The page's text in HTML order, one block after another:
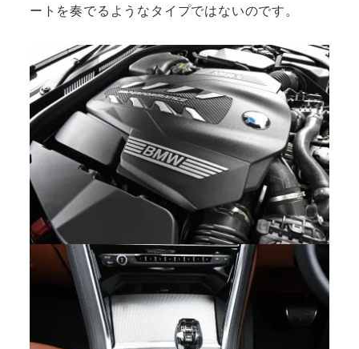
ートを奏でるようなタイプではないのです。